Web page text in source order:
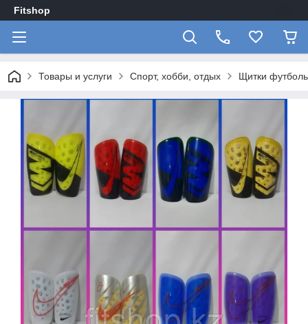
Fitshop
Товары и услуги Спорт, хобби, отдых Щитки